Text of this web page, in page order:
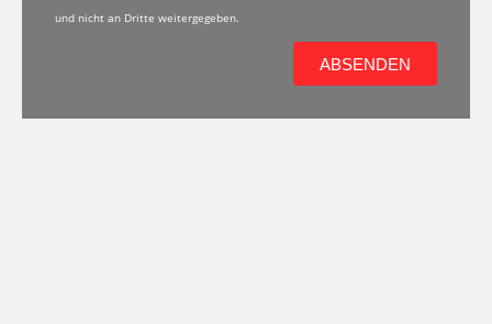
und nicht an Dritte weitergegeben.
ABSENDEN